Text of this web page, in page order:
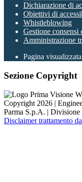
Dichiarazione di
Obiettivi di
Whistleblowing
Gestione consensi
Amministrazione
Pagina visualizzata
Sezione Copyright
Copyright 2026 |
Parma S.p.A. |
Disclaimer trattamento